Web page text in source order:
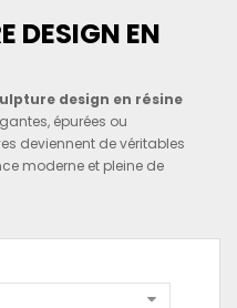
DESIGN EN
design en résine
épurées ou
deviennent de véritables
moderne et pleine de